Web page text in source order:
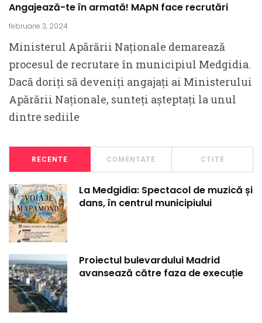
Angajează-te în armată! MApN face recrutări
februarie 3, 2024
Ministerul Apărării Naționale demarează
procesul de recrutare în municipiul Medgidia.
Dacă doriți să deveniți angajați ai Ministerului
Apărării Naționale, sunteți așteptați la unul
dintre sediile
RECENTE COMENTATE CTITE
La Medgidia: Spectacol de muzică și
dans, în centrul municipiului
Proiectul bulevardului Madrid
avansează către faza de execuție